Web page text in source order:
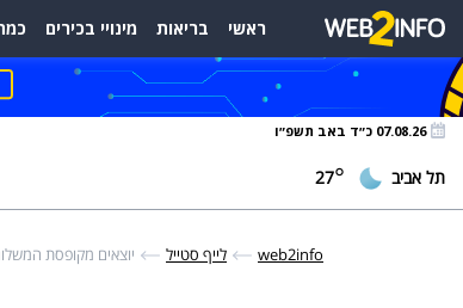
ראשי בריאות מינויי בכירים
07.08.26 כ״ד באב תשפ״ו
תל אביב 27°
web2info לייף סטייל יוצאים מקופסת